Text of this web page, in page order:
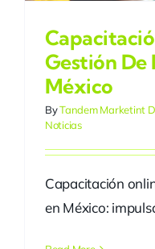
Gestión De
México
ByTandem Marketint
Noticias
Capacitación
en México: